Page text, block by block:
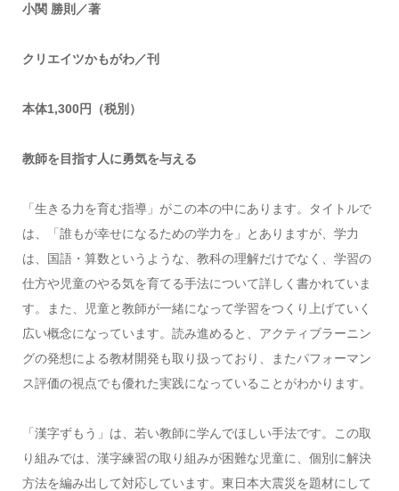
小関 勝則／著
クリエイツかもがわ／刊
本体1,300円（税別）
教師を目指す人に勇気を与える
「生きる力を育む指導」がこの本の中にあります。タイトルで
は、「誰もが幸せになるための学力を」とありますが、学力
は、国語・算数というような、教科の理解だけでなく、学習の
仕方や児童のやる気を育てる手法について詳しく書かれていま
す。また、児童と教師が一緒になって学習をつくり上げていく
広い概念になっています。読み進めると、アクティブラーニン
グの発想による教材開発も取り扱っており、またパフォーマン
ス評価の視点でも優れた実践になっていることがわかります。
「漢字ずもう」は、若い教師に学んでほしい手法です。この取
り組みでは、漢字練習の取り組みが困難な児童に、個別に解決
方法を編み出して対応しています。東日本大震災を題材にして